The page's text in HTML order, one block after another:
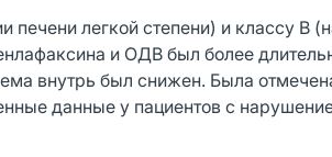
легкой степени) и классу В
и ОДВ был более
внутрь был снижен. Была
данные у пациентов с